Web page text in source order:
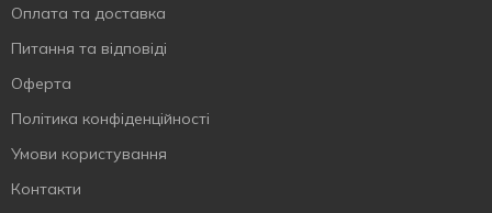
Оплата та доставка
Питання та відповіді
Оферта
Політика конфіденційності
Умови користування
Контакти